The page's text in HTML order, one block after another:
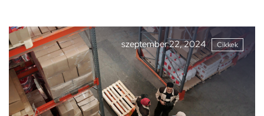
szeptember 22, 2024 Cikkek